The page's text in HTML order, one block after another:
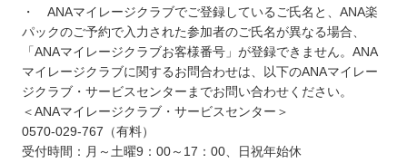
・ ANAマイレージクラブでご登録しているご氏名と、ANA楽
パックのご予約で入力された参加者のご氏名が異なる場合、
「ANAマイレージクラブお客様番号」が登録できません。ANA
マイレージクラブに関するお問合わせは、以下のANAマイレー
ジクラブ・サービスセンターまでお問い合わせください。
＜ANAマイレージクラブ・サービスセンター＞
0570-029-767（有料）
受付時間：月～土曜9：00～17：00、日祝年始休